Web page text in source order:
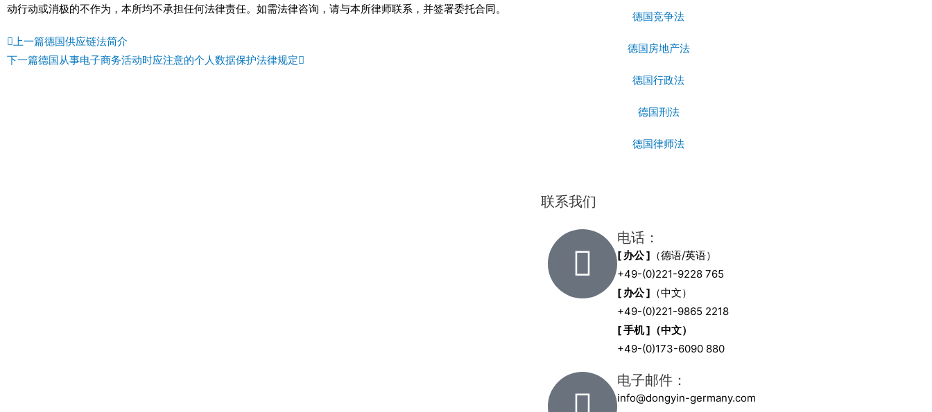
动行动或消极的不作为，本所均不承担任何法律责任。如需法律咨询，请与本所律师联系，并签署委托合同。
Prev
上一篇德国供应链法简介
下一篇德国从事电子商务活动时应注意的个人数据保护法律规定
德国竞争法
德国房地产法
德国行政法
德国刑法
德国律师法
联系我们
电话：
[ 办公 ] （德语/英语）
+49-(0)221-9228 765
[ 办公 ] （中文）
+49-(0)221-9865 2218
[ 手机 ]（中文）
+49-(0)173-6090 880
电子邮件：
info@dongyin-germany.com